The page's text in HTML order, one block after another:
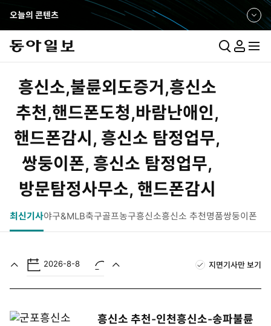
오늘의 콘텐츠
펼
쳐
보
기
통
합
마
이
전
체
흥신소,불륜외도증거,흥신소
추천,핸드폰도청,바람난애인,
핸드폰감시, 흥신소 탐정업무,
쌍둥이폰, 흥신소 탐정업무,
방문탐정사무소, 핸드폰감시
최신기사야구&MLB축구골프농구흥신소흥신소 추천명품쌍둥이폰
2026-8-8 지면기사만 보기
흥신소 추천-인천흥신소-송파불륜